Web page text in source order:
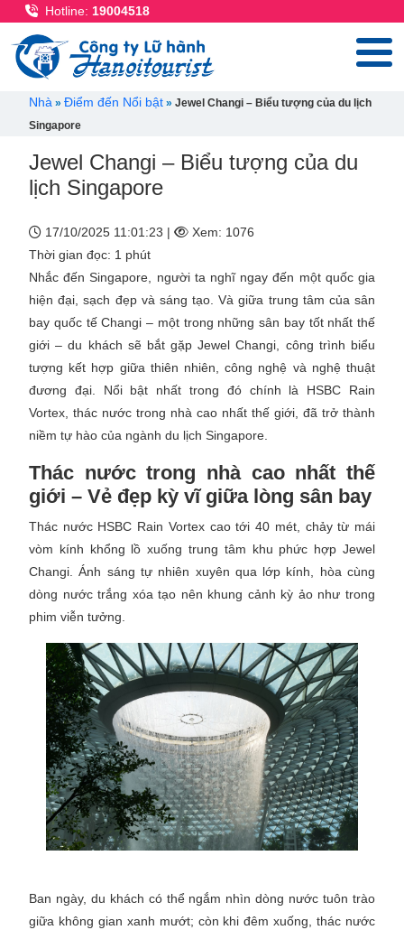
Hotline: 19004518
Breadcrumb
Nhà Điểm đến Nổi bật
Jewel Changi – Biểu tượng của du lịch
Singapore
Jewel Changi – Biểu tượng của du
lịch Singapore
17/10/2025 11:01:23 |
Xem: 1076
Thời gian đọc: 1 phút
Nhắc đến Singapore, người ta nghĩ ngay đến một quốc gia
hiện đại, sạch đẹp và sáng tạo. Và giữa trung tâm của sân
bay quốc tế Changi – một trong những sân bay tốt nhất thế
giới – du khách sẽ bắt gặp Jewel Changi, công trình biểu
tượng kết hợp giữa thiên nhiên, công nghệ và nghệ thuật
đương đại. Nổi bật nhất trong đó chính là HSBC Rain
Vortex, thác nước trong nhà cao nhất thế giới, đã trở thành
niềm tự hào của ngành du lịch Singapore.
Thác nước trong nhà cao nhất thế
giới – Vẻ đẹp kỳ vĩ giữa lòng sân bay
Thác nước HSBC Rain Vortex cao tới 40 mét, chảy từ mái
vòm kính khổng lồ xuống trung tâm khu phức hợp Jewel
Changi. Ánh sáng tự nhiên xuyên qua lớp kính, hòa cùng
dòng nước trắng xóa tạo nên khung cảnh kỳ ảo như trong
phim viễn tưởng.
Ban ngày, du khách có thể ngắm nhìn dòng nước tuôn trào
giữa không gian xanh mướt; còn khi đêm xuống, thác nước